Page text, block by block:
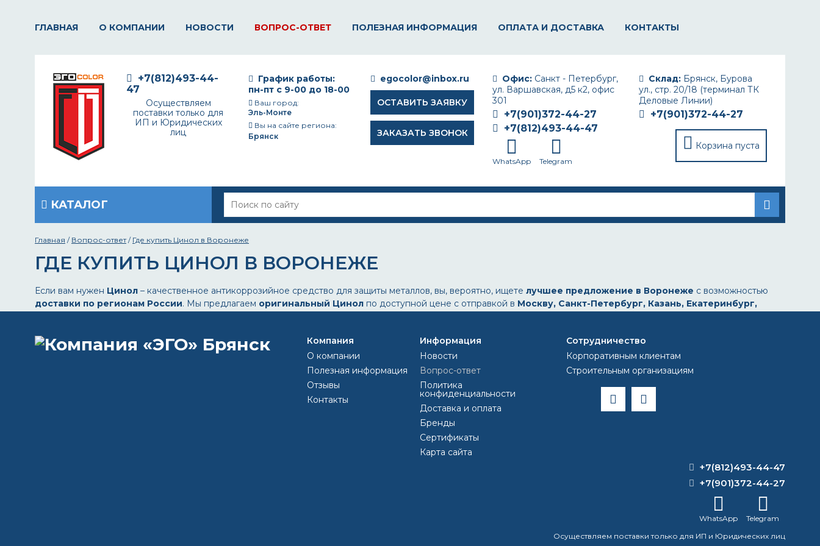
ГЛАВНАЯ О КОМПАНИИ НОВОСТИ ВОПРОС-ОТВЕТ ПОЛЕЗНАЯ ИНФОРМАЦИЯ ОПЛАТА И ДОСТАВКА КОНТАКТЫ
Склад: Брянск, Бурова
ул., стр. 20/18 (терминал ТК
Деловые Линии)
+7(901)372-44-27
Корзина пуста
Офис: Санкт - Петербург,
ул. Варшавская, д5 к2, офис
301
+7(901)372-44-27
+7(812)493-44-47
WhatsApp Telegram
egocolor@inbox.ru
ОСТАВИТЬ ЗАЯВКУ
ЗАКАЗАТЬ ЗВОНОК
График работы:
пн-пт с 9-00 до 18-00
Ваш город:
Эль-Монте
Вы на сайте региона:
Брянск
+7(812)493-44-
47
Осуществляем
поставки только для
ИП и Юридических
лиц
КАТАЛОГ
Главная / Вопрос-ответ / Где купить Цинол в Воронеже
ГДЕ КУПИТЬ ЦИНОЛ В ВОРОНЕЖЕ
Если вам нужен Цинол – качественное антикоррозийное средство для защиты металлов, вы, вероятно, ищете лучшее предложение в Воронеже с возможностью
доставки по регионам России. Мы предлагаем оригинальный Цинол по доступной цене с отправкой в Москву, Санкт-Петербург, Казань, Екатеринбург,
Что такое Цинол и почему его выбирают?
, которое широко применяется для:
✅ Обработки кузова автомобилей и сельскохозяйственной техники
✅ Продления срока службы трубопроводов и металлических изделий
Компания
О компании
Полезная информация
Отзывы
Контакты
Информация
Новости
Вопрос-ответ
Политика
конфиденциальности
Доставка и оплата
Бренды
Сертификаты
Карта сайта
Сотрудничество
Корпоративным клиентам
Строительным организациям
+7(812)493-44-47
+7(901)372-44-27
WhatsApp
Telegram
Осуществляем поставки только для ИП и Юридических лиц